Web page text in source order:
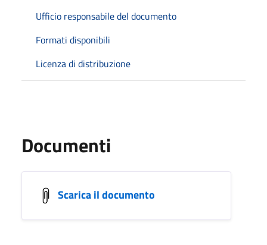
Ufficio responsabile del documento
Formati disponibili
Licenza di distribuzione
Documenti
Scarica il documento